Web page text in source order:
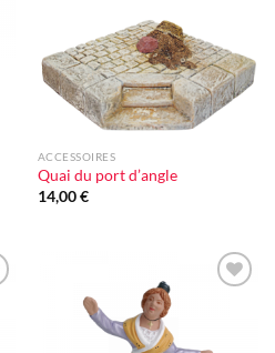
ACCESSOIRES
Quai du port d’angle
14,00€